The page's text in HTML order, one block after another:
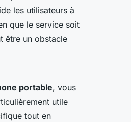
les utilisateurs à
que le service soit
être un obstacle
portable, vous
utile
tout en